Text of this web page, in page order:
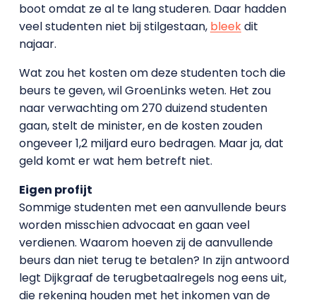
boot omdat ze al te lang studeren. Daar hadden
veel studenten niet bij stilgestaan, bleekdit
najaar.
Wat zou het kosten om deze studenten toch die
beurs te geven, wil GroenLinks weten. Het zou
naar verwachting om 270 duizend studenten
gaan, stelt de minister, en de kosten zouden
ongeveer 1,2 miljard euro bedragen. Maar ja, dat
geld komt er wat hem betreft niet.
Eigen profijt
Sommige studenten met een aanvullende beurs
worden misschien advocaat en gaan veel
verdienen. Waarom hoeven zij de aanvullende
beurs dan niet terug te betalen? In zijn antwoord
legt Dijkgraaf de terugbetaalregels nog eens uit,
die rekening houden met het inkomen van de